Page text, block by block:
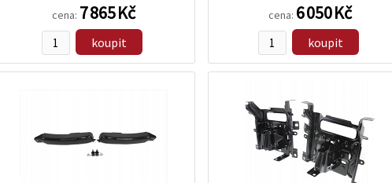
cena: 7 865 Kč
koupit
cena: 6 050 Kč
koupit